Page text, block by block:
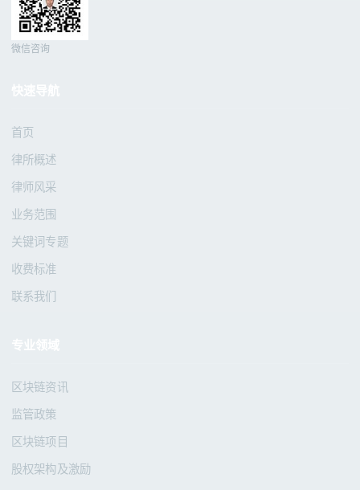
微信咨询
首页
律所概述
律师风采
业务范围
关键词专题
收费标准
联系我们
区块链资讯
监管政策
区块链项目
股权架构及激励